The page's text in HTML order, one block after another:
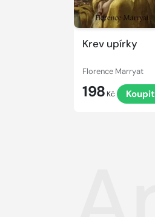
Krev upírky
Florence Marryat
198 Kč Koupit